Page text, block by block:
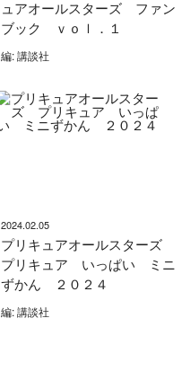
ュアオールスターズ ファン
ブック ｖｏｌ．１
編: 講談社
2024.02.05
プリキュアオールスターズ
プリキュア いっぱい ミニ
ずかん ２０２４
編: 講談社